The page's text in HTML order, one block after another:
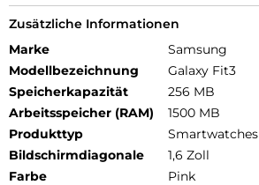
Zusätzliche Informationen
Marke
Samsung
Modellbezeichnung
Galaxy Fit3
Speicherkapazität
256 MB
Arbeitsspeicher (RAM)
1500 MB
Produkttyp
Smartwatches
Bildschirmdiagonale
1,6 Zoll
Farbe
Pink